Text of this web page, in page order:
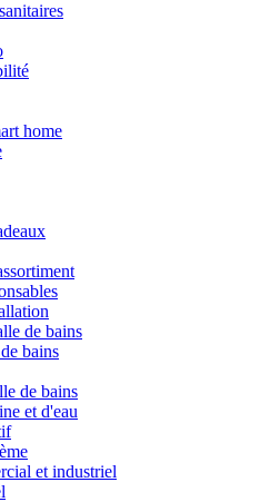
home
de bains
bains
de bains
et d'eau
et industriel